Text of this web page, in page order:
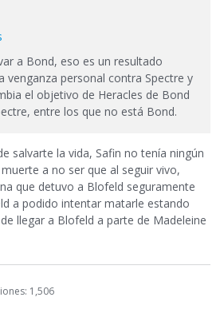
a Bond, eso es un resultado
venganza personal contra Spectre y
el objetivo de Heracles de Bond
entre los que no está Bond.
salvarte la vida, Safin no tenía ningún
a no ser que al seguir vivo,
que detuvo a Blofeld seguramente
a podido intentar matarle estando
llegar a Blofeld a parte de Madeleine
1,506